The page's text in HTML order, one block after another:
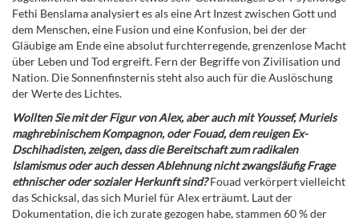
Fethi Benslama analysiert es als eine Art Inzest zwischen Gott und
dem Menschen, eine Fusion und eine Konfusion, bei der der
Gläubige am Ende eine absolut furchterregende, grenzenlose Macht
über Leben und Tod ergreift. Fern der Begriffe von Zivilisation und
Nation. Die Sonnenfinsternis steht also auch für die Auslöschung
der Werte des Lichtes.
Wollten Sie mit der Figur von Alex, aber auch mit Youssef, Muriels
maghrebinischem Kompagnon, oder Fouad, dem reuigen Ex-
Dschihadisten, zeigen, dass die Bereitschaft zum radikalen
Islamismus oder auch dessen Ablehnung nicht zwangsläufig Frage
ethnischer oder sozialer Herkunft sind?Fouad verkörpert vielleicht
das Schicksal, das sich Muriel für Alex erträumt. Laut der
Dokumentation, die ich zurate gezogen habe, stammen 60 % der